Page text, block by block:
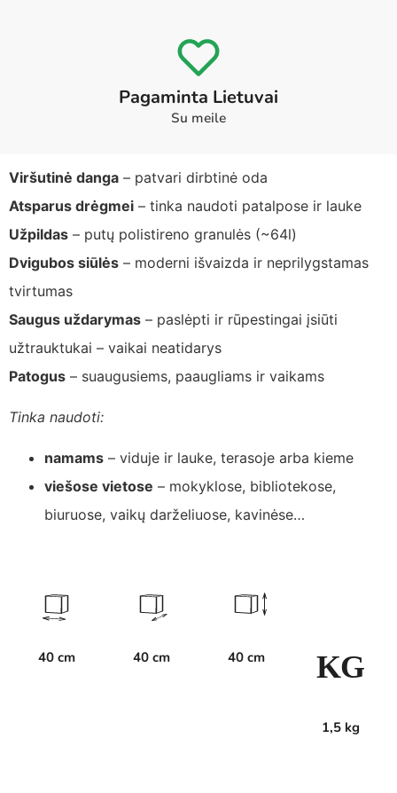
Pagaminta Lietuvai
Su meile
Viršutinė danga – patvari dirbtinė oda
Atsparus drėgmei – tinka naudoti patalpose ir lauke
Užpildas – putų polistireno granulės (~64l)
Dvigubos siūlės – moderni išvaizda ir neprilygstamas
tvirtumas
Saugus uždarymas – paslėpti ir rūpestingai įsiūti
užtrauktukai – vaikai neatidarys
Patogus – suaugusiems, paaugliams ir vaikams
Tinka naudoti:
namams – viduje ir lauke, terasoje arba kieme
viešose vietose – mokyklose, bibliotekose,
biuruose, vaikų darželiuose, kavinėse…
40 cm 40 cm 40 cm KG
1,5 kg